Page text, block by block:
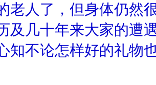
老人了，但身体仍然
及几十年来大家的遭
知不论怎样好的礼物